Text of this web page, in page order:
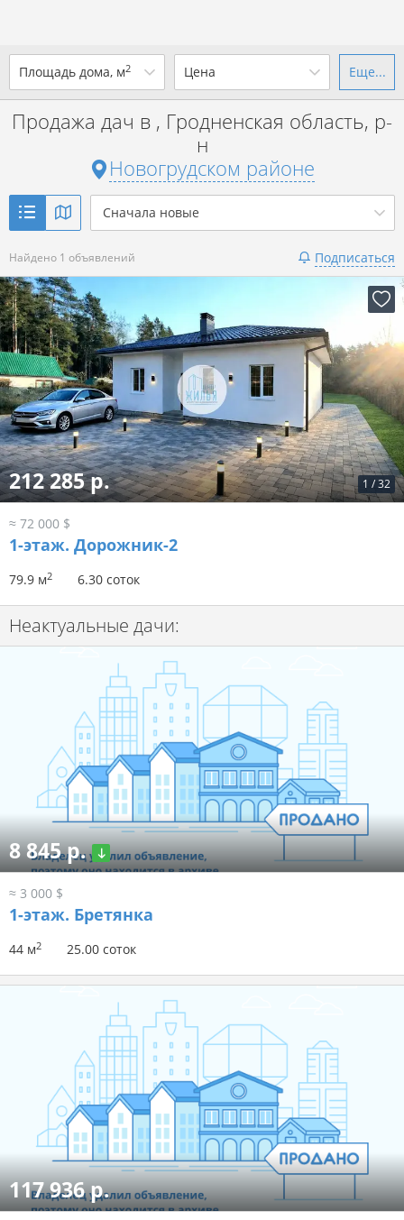
Площадь дома, м2
от до
Показать 1 объявление
Цена
от до
р. за всё
Еще...
Продажа дач в , Гродненская область, р-
н
Новогрудском районе
Сначала новые
Найдено 1 объявлений Подписаться
1 /32
212 285 р.
≈ 72 000 $
1-этаж. Дорожник-2
79.9 м2 6.30 соток
Неактуальные дачи:
8 845 р.
≈ 3 000 $
1-этаж. Бретянка
44 м2 25.00 соток
117 936 р.
Ваш город -district Новогрудский
Да Выбрать город